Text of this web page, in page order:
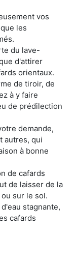
vos
les
du lave-
d'attirer
orientaux.
de tiroir, de
à y faire
de prédilection
demande,
autres, qui
à bonne
de cafards
de laisser de la
sur le sol.
stagnante,
cafards